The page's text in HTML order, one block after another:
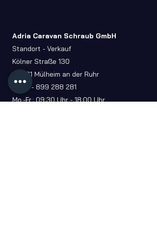
Adria Caravan Schraub GmbH
Standort - Verkauf
Kölner Straße 130
45481 Mülheim an der Ruhr
0208 - 899 288 281
Mo.-Fr.: 09:30 Uhr - 18:00 Uhr